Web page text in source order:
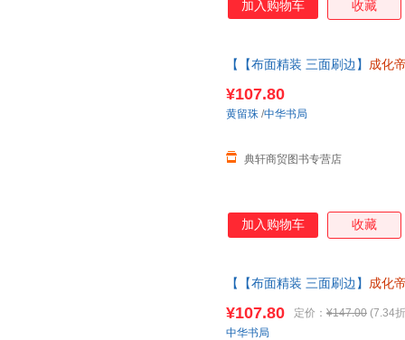
加入购物车 收藏
【【布面精装 三面刷边】 成化
¥107.80
典轩商贸图书专营店
黄留珠 /中华书局
加入购物车 收藏
【【布面精装 三面刷边】 成化
¥107.80 定价： ¥147.00 (7.34
中华书局